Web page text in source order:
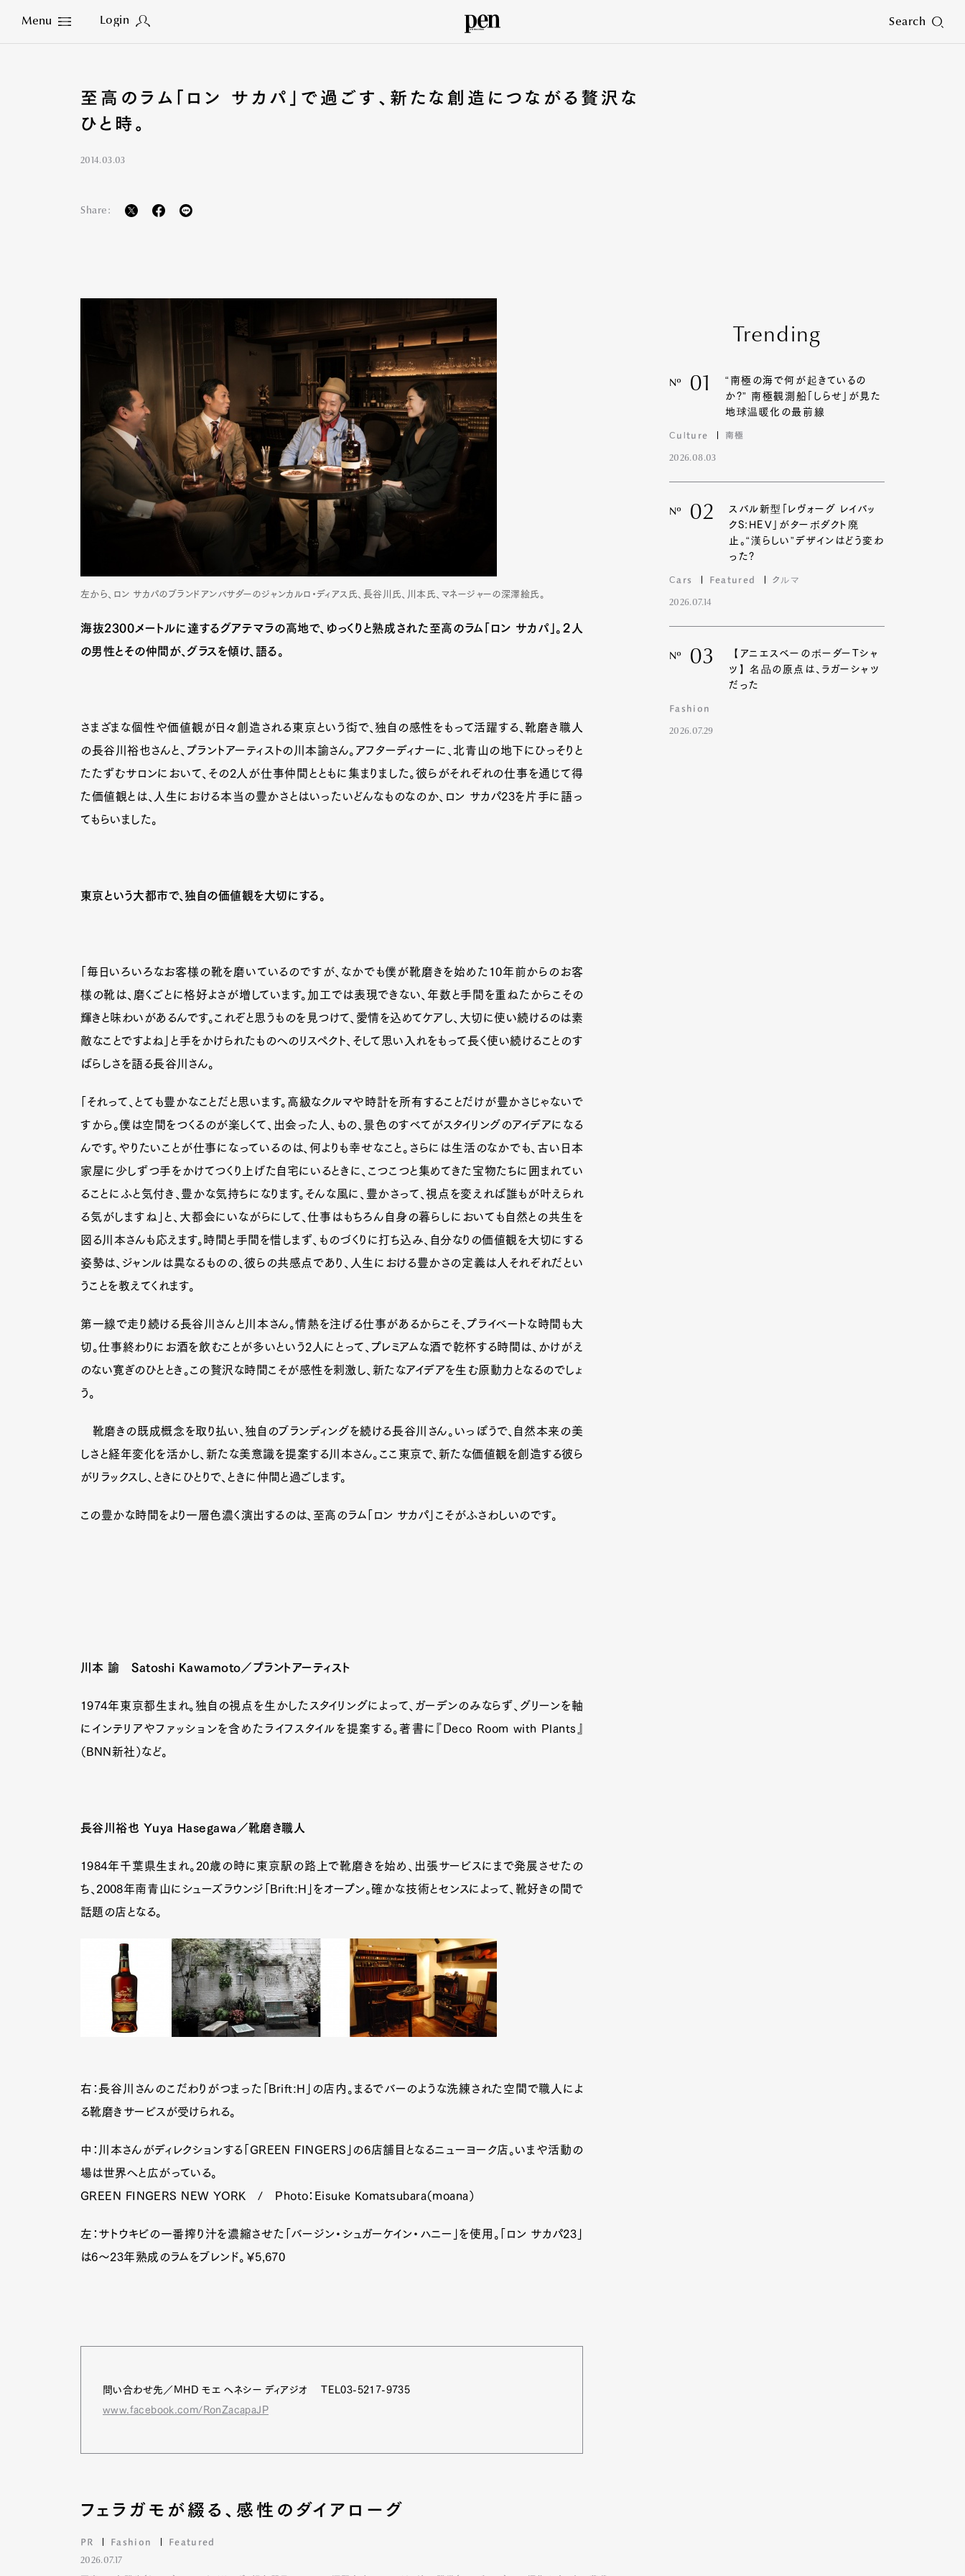
Menu Login Search
Close
Pen Membership
至高のラム「ロン サカパ」で過ごす、新たな創造につながる贅沢な
ひと時。
2014.03.03
Share:
左から、ロン サカパのブランドアンバサダーのジャンカルロ・ディアス氏、長谷川氏、川本氏、マネージャーの深澤絵氏。
海抜2300メートルに達するグアテマラの高地で、ゆっくりと熟成された至高のラム「ロン サカパ」。２人
の男性とその仲間が、グラスを傾け、語る。
さまざまな個性や価値観が日々創造される東京という街で、独自の感性をもって活躍する、靴磨き職人
の長谷川裕也さんと、プラントアーティストの川本諭さん。アフターディナーに、北青山の地下にひっそりと
たたずむサロンにおいて、その2人が仕事仲間とともに集まりました。彼らがそれぞれの仕事を通じて得
た価値観とは、人生における本当の豊かさとはいったいどんなものなのか、ロン サカパ23を片手に語っ
てもらいました。
東京という大都市で、独自の価値観を大切にする。
「毎日いろいろなお客様の靴を磨いているのですが、なかでも僕が靴磨きを始めた10年前からのお客
様の靴は、磨くごとに格好よさが増しています。加工では表現できない、年数と手間を重ねたからこその
輝きと味わいがあるんです。これぞと思うものを見つけて、愛情を込めてケアし、大切に使い続けるのは素
敵なことですよね」と手をかけられたものへのリスペクト、そして思い入れをもって長く使い続けることのす
ばらしさを語る長谷川さん。
「それって、とても豊かなことだと思います。高級なクルマや時計を所有することだけが豊かさじゃないで
すから。僕は空間をつくるのが楽しくて、出会った人、もの、景色のすべてがスタイリングのアイデアになる
んです。やりたいことが仕事になっているのは、何よりも幸せなこと。さらには生活のなかでも、古い日本
家屋に少しずつ手をかけてつくり上げた自宅にいるときに、こつこつと集めてきた宝物たちに囲まれてい
ることにふと気付き、豊かな気持ちになります。そんな風に、豊かさって、視点を変えれば誰もが叶えられ
る気がしますね」と、大都会にいながらにして、仕事はもちろん自身の暮らしにおいても自然との共生を
図る川本さんも応えます。時間と手間を惜しまず、ものづくりに打ち込み、自分なりの価値観を大切にする
姿勢は、ジャンルは異なるものの、彼らの共感点であり、人生における豊かさの定義は人それぞれだとい
うことを教えてくれます。
第一線で走り続ける長谷川さんと川本さん。情熱を注げる仕事があるからこそ、プライベートな時間も大
切。仕事終わりにお酒を飲むことが多いという2人にとって、プレミアムな酒で乾杯する時間は、かけがえ
のない寛ぎのひととき。この贅沢な時間こそが感性を刺激し、新たなアイデアを生む原動力となるのでしょ
う。
靴磨きの既成概念を取り払い、独自のブランディングを続ける長谷川さん。いっぽうで、自然本来の美
しさと経年変化を活かし、新たな美意識を提案する川本さん。ここ東京で、新たな価値観を創造する彼ら
がリラックスし、ときにひとりで、ときに仲間と過ごします。
この豊かな時間をより一層色濃く演出するのは、至高のラム「ロン サカパ」こそがふさわしいのです。
川本 諭 Satoshi Kawamoto／プラントアーティスト
1974年東京都生まれ。独自の視点を生かしたスタイリングによって、ガーデンのみならず、グリーンを軸
にインテリアやファッションを含めたライフスタイルを提案する。著書に『Deco Room with Plants』
（BNN新社）など。
長谷川裕也 Yuya Hasegawa／靴磨き職人
1984年千葉県生まれ。20歳の時に東京駅の路上で靴磨きを始め、出張サービスにまで発展させたの
ち、2008年南青山にシューズラウンジ「Brift:H」をオープン。確かな技術とセンスによって、靴好きの間で
話題の店となる。
右：長谷川さんのこだわりがつまった「Brift:H」の店内。まるでバーのような洗練された空間で職人によ
る靴磨きサービスが受けられる。
中：川本さんがディレクションする「GREEN FINGERS」の6店舗目となるニューヨーク店。いまや活動の
場は世界へと広がっている。
GREEN FINGERS NEW YORK / Photo：Eisuke Komatsubara（moana）
左：サトウキビの一番搾り汁を濃縮させた「バージン・シュガーケイン・ハニー」を使用。「ロン サカパ23」
は6～23年熟成のラムをブレンド。￥5,670
問い合わせ先／MHD モエ ヘネシー ディアジオ TEL03-5217-9735
www.facebook.com/RonZacapaJP
Trending
Nº 01
“南極の海で何が起きているの
か?” 南極観測船「しらせ」が見た
地球温暖化の最前線
Culture 南極
2026.08.03
Nº 02
スバル新型「レヴォーグ レイバッ
クS:HEV」がターボダクト廃
止。“漢らしい”デザインはどう変わ
った?
Cars Featured クルマ
2026.07.14
Nº 03
【アニエスベーのボーダーTシャ
ツ】名品の原点は、ラガーシャツ
だった
Fashion
2026.07.29
フェラガモが綴る、感性のダイアローグ
PR Fashion Featured
2026.07.17